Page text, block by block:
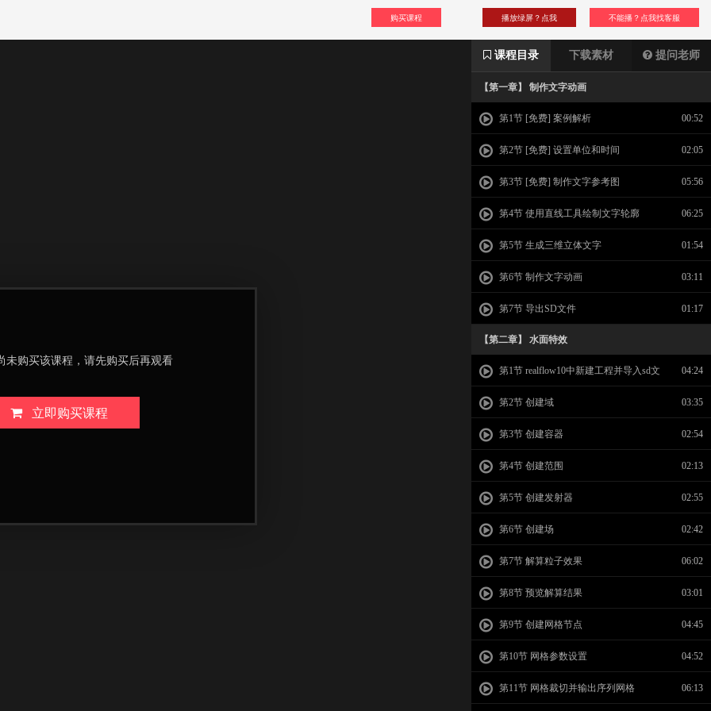
购买课程 不能播？点我找客服
播放绿屏？点我
课程目录 下载素材 提问老师
【第一章】 制作文字动画
第1节 [免费] 案例解析 00:52
第2节 [免费] 设置单位和时间 02:05
第3节 [免费] 制作文字参考图 05:56
第4节 使用直线工具绘制文字轮廓 06:25
第5节 生成三维立体文字 01:54
第6节 制作文字动画 03:11
第7节 导出SD文件 01:17
【第二章】 水面特效
第1节 realflow10中新建工程并导入sd文
件
04:24
第2节 创建域 03:35
第3节 创建容器 02:54
第4节 创建范围 02:13
第5节 创建发射器 02:55
第6节 创建场 02:42
第7节 解算粒子效果 06:02
第8节 预览解算结果 03:01
第9节 创建网格节点 04:45
第10节 网格参数设置 04:52
第11节 网格裁切并输出序列网格 06:13
未购买该课程，请先购买后再观看
立即购买课程